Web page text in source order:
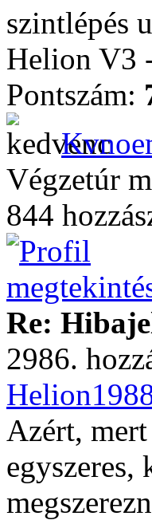
szintlépés
Helion V3
Pontszám:
Végzetúr
844
Re:
2986.
Azért, mert
egyszeres,